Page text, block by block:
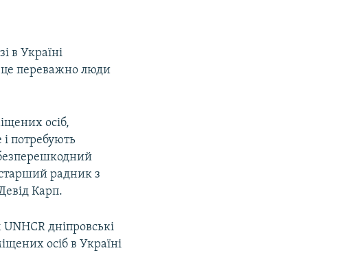
в Україні
це переважно люди
осіб,
потребують
радник з
Карп.
дніпровські
осіб в Україні